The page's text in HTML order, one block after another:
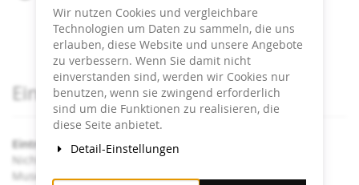
Beginn:
18:00 Uhr
Ende:19:00Uhr
Zum Kalender hinzufügen
Produkte
Eintrittskarten
Eintritt Heidi Horten Collection
Nicht angeführte Ermäßigungen sind an der Kassa im
Museum erhältlich.
Wir nutzen Cookies und vergleichbare
Technologien um Daten zu sammeln, die uns
erlauben, diese Website und unsere Angebote
zu verbessern. Wenn Sie damit nicht
einverstanden sind, werden wir Cookies nur
benutzen, wenn sie zwingend erforderlich
sind um die Funktionen zu realisieren, die
diese Seite anbietet.
Detail-Einstellungen